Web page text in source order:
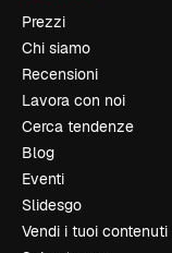
Prezzi
Chi siamo
Recensioni
Lavora con noi
Cerca tendenze
Blog
Eventi
Slidesgo
Vendi i tuoi contenuti